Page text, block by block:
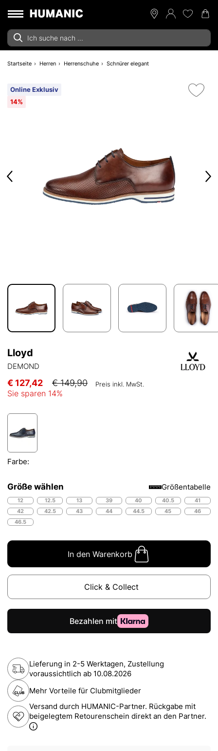
Startseite Herren Herrenschuhe Schnürer elegant
Online Exklusiv
14%
Lloyd
DEMOND
€ 127,42 € 149,90 Preis inkl. MwSt.
Sie sparen 14%
Farbe:
Größe wählen Größentabelle
12 12.5 13 39 40 40.5
41
42
42.5 43 44 44.5 45
46
46.5
In den Warenkorb
Click & Collect
Lieferung in 2-5 Werktagen, Zustellung
voraussichtlich ab 10.08.2026
Mehr Vorteile für Clubmitglieder
Versand durch HUMANIC-Partner. Rückgabe mit
beigelegtem Retourenschein direkt an den Partner.